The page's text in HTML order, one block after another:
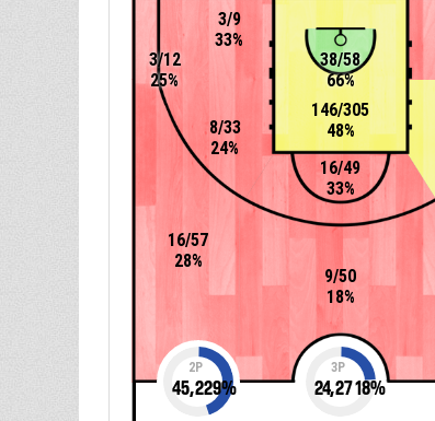
16/49
33%
8/33
24%
3/9
33%
146/305
48%
38/58
66%
9/50
18%
16/57
28%
3/12
25%
2P
45,229%
3P
24,2718%